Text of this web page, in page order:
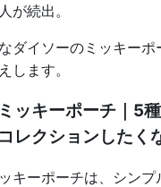
が続出。
ダイソーのミッキーポ
します。
ッキーポーチ｜5
レクションしたく
キーポーチは、シンプ